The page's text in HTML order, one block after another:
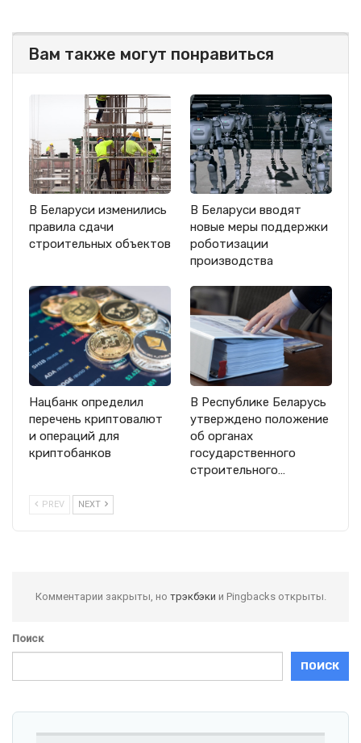
Вам также могут понравиться
В Беларуси изменились
правила сдачи
строительных объектов
В Беларуси вводят
новые меры поддержки
роботизации
производства
Нацбанк определил
перечень криптовалют
и операций для
криптобанков
В Республике Беларусь
утверждено положение
об органах
государственного
строительного…
PREV NEXT
Комментарии закрыты, но трэкбэки и Pingbacks открыты.
Поиск
ПОИСК